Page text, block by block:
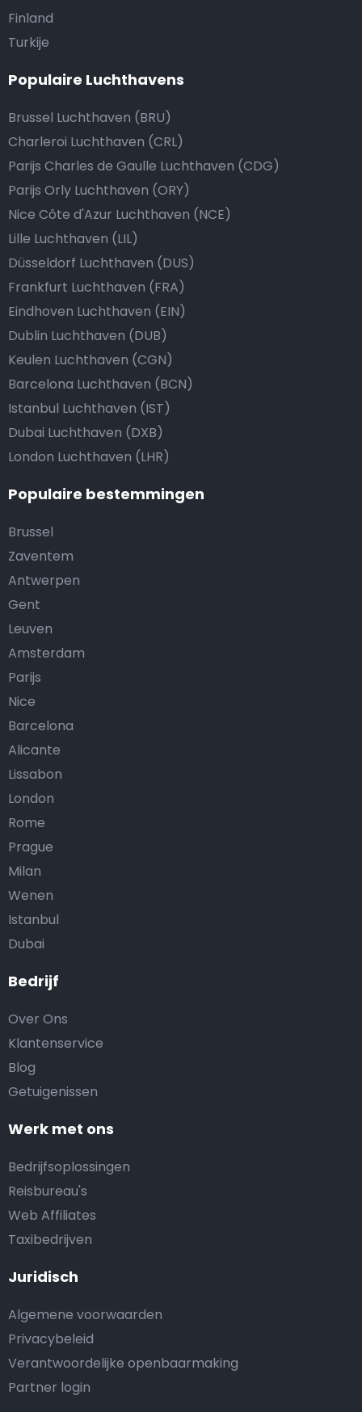
Bedrijf
Over Ons
Klantenservice
Blog
Getuigenissen
Werk met ons
Bedrijfsoplossingen
Reisbureau's
Web Affiliates
Taxibedrijven
Juridisch
Algemene voorwaarden
Privacybeleid
Verantwoordelijke openbaarmaking
Partner login
Finland
Turkije
Populaire Luchthavens
Brussel Luchthaven (BRU)
Charleroi Luchthaven (CRL)
Parijs Charles de Gaulle Luchthaven (CDG)
Parijs Orly Luchthaven (ORY)
Nice Côte d'Azur Luchthaven (NCE)
Lille Luchthaven (LIL)
Düsseldorf Luchthaven (DUS)
Frankfurt Luchthaven (FRA)
Eindhoven Luchthaven (EIN)
Dublin Luchthaven (DUB)
Keulen Luchthaven (CGN)
Barcelona Luchthaven (BCN)
Istanbul Luchthaven (IST)
Dubai Luchthaven (DXB)
London Luchthaven (LHR)
Populaire bestemmingen
Brussel
Zaventem
Antwerpen
Gent
Leuven
Amsterdam
Parijs
Nice
Barcelona
Alicante
Lissabon
London
Rome
Prague
Milan
Wenen
Istanbul
Dubai